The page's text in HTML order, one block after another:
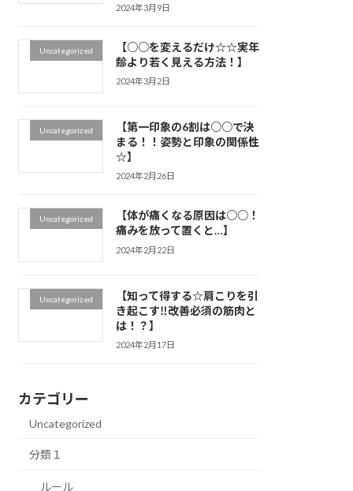
2024年3月9日
Uncategorized
【○○を変えるだけ☆☆実年
齢より若く見える方法！】
2024年3月2日
Uncategorized
【第一印象の6割は○○で決
まる！！姿勢と印象の関係性
☆】
2024年2月26日
Uncategorized
【体が痛くなる原因は○○！
痛みを放って置くと…】
2024年2月22日
Uncategorized
【知って得する☆肩こりを引
き起こす‼改善必須の筋肉と
は！？】
2024年2月17日
カテゴリー
Uncategorized
分類１
ルール